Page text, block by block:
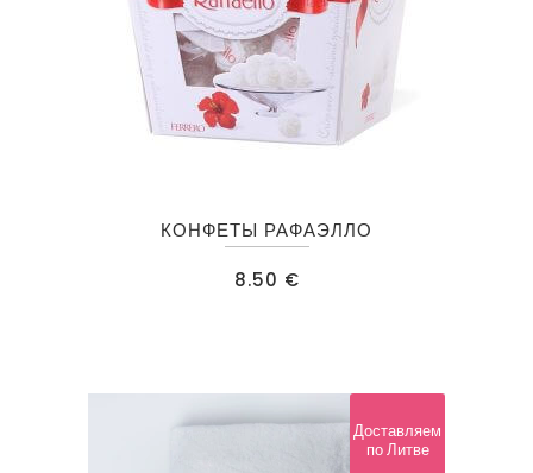
КОНФЕТЫ РАФАЭЛЛО
8.50 €
Доставляем
по Литве